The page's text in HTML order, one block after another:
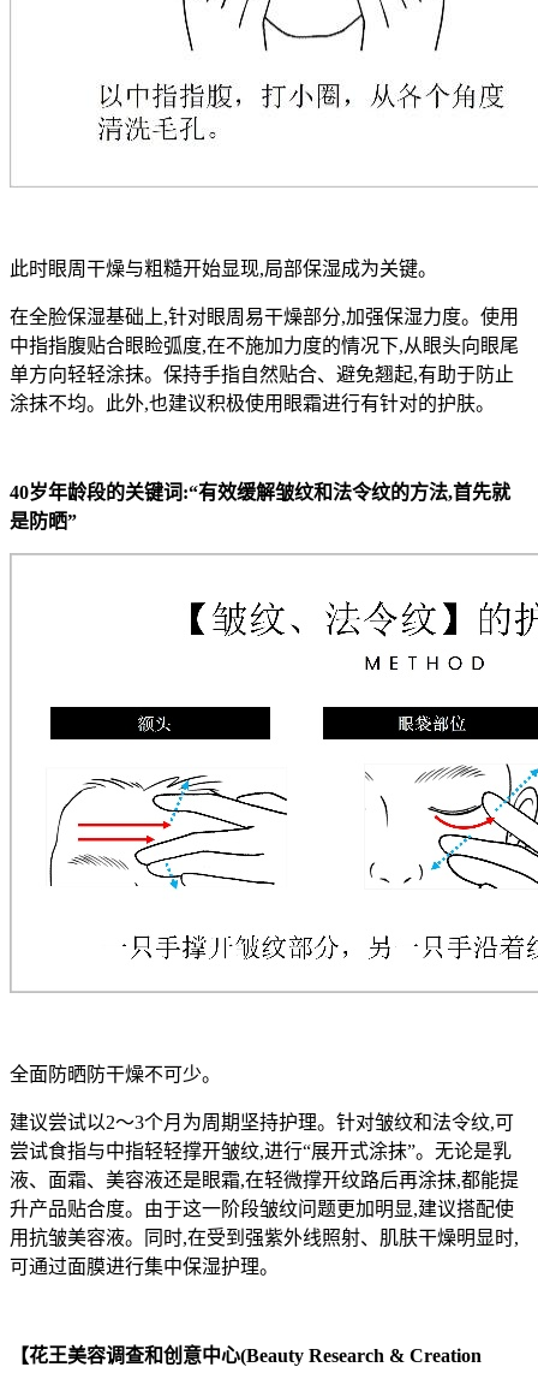
此时眼周干燥与粗糙开始显现,局部保湿成为关键。
在全脸保湿基础上,针对眼周易干燥部分,加强保湿力度。使用
中指指腹贴合眼睑弧度,在不施加力度的情况下,从眼头向眼尾
单方向轻轻涂抹。保持手指自然贴合、避免翘起,有助于防止
涂抹不均。此外,也建议积极使用眼霜进行有针对的护肤。
40岁年龄段的关键词:“有效缓解皱纹和法令纹的方法,首先就
是防晒”
全面防晒防干燥不可少。
建议尝试以2～3个月为周期坚持护理。针对皱纹和法令纹,可
尝试食指与中指轻轻撑开皱纹,进行“展开式涂抹”。无论是乳
液、面霜、美容液还是眼霜,在轻微撑开纹路后再涂抹,都能提
升产品贴合度。由于这一阶段皱纹问题更加明显,建议搭配使
用抗皱美容液。同时,在受到强紫外线照射、肌肤干燥明显时,
可通过面膜进行集中保湿护理。
【花王美容调查和创意中心(Beauty Research & Creation